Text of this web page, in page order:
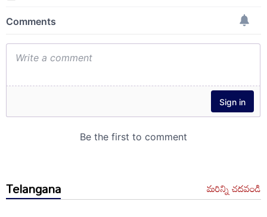
Telangana మరిన్ని చదవండి